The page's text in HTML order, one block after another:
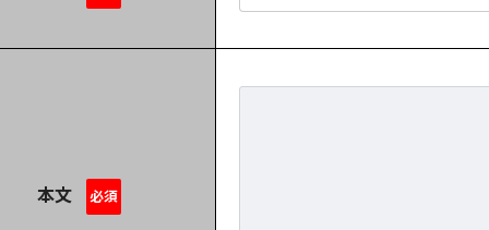
本文 必須